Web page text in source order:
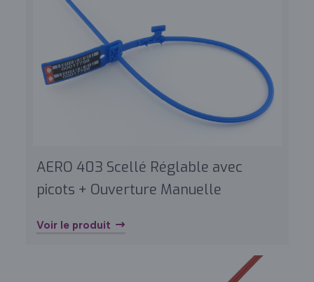
AERO 403 Scellé Réglable avec
picots + Ouverture Manuelle
Voir le produit